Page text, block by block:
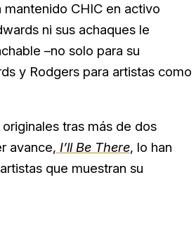
mantenido CHIC en activo
ni sus achaques le
–no solo para su
y Rodgers para artistas como
tras más de dos
avance, I’ll Be There, lo han
que muestran su